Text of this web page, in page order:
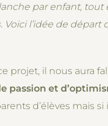
par enfant, tout
l’idée de
projet, il nous aura
passion et
d’élèves mais